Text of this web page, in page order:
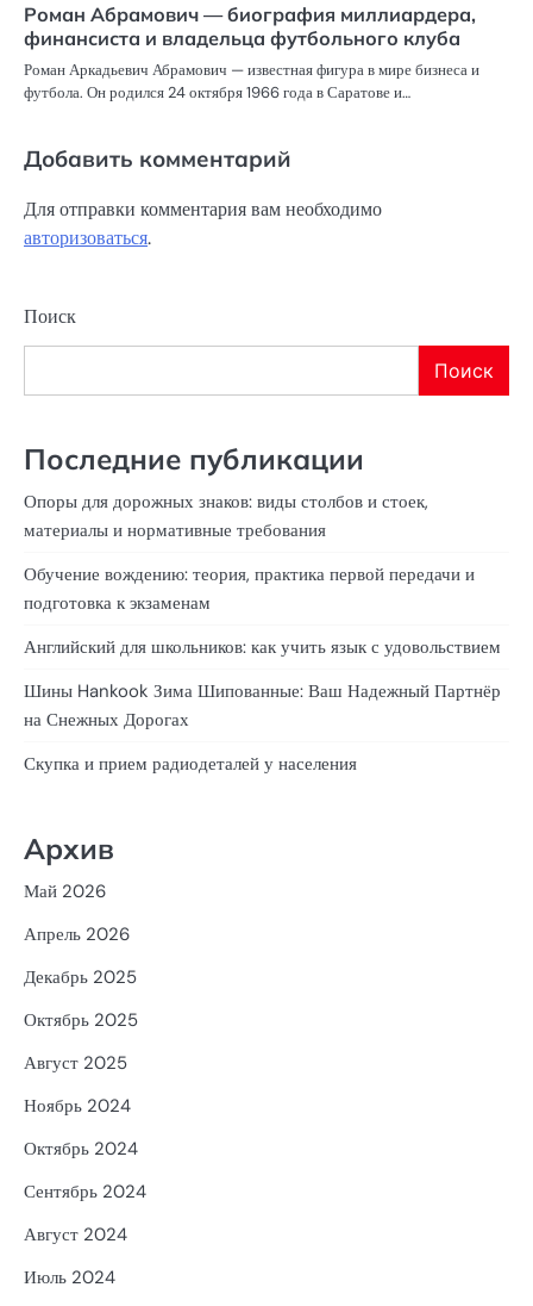
Роман Абрамович — биография миллиардера,
финансиста и владельца футбольного клуба
Роман Аркадьевич Абрамович — известная фигура в мире бизнеса и
футбола. Он родился 24 октября 1966 года в Саратове и…
Добавить комментарий
Для отправки комментария вам необходимо
авторизоваться.
Поиск
Поиск
Последние публикации
Опоры для дорожных знаков: виды столбов и стоек,
материалы и нормативные требования
Обучение вождению: теория, практика первой передачи и
подготовка к экзаменам
Английский для школьников: как учить язык с удовольствием
Шины Hankook Зима Шипованные: Ваш Надежный Партнёр
на Снежных Дорогах
Скупка и прием радиодеталей у населения
Архив
Май 2026
Апрель 2026
Декабрь 2025
Октябрь 2025
Август 2025
Ноябрь 2024
Октябрь 2024
Сентябрь 2024
Август 2024
Июль 2024